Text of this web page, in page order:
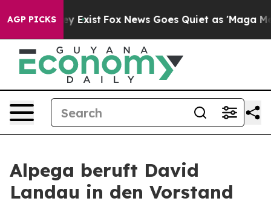
AGP PICKS
They Exist Fox News Goes Quiet as 'Maga Media
Alpega beruft David
Landau in den Vorstand